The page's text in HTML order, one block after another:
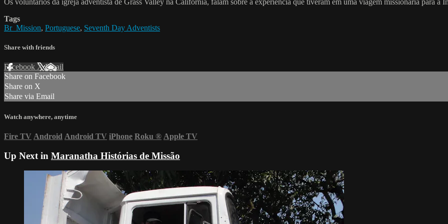
Os voluntários da igreja adventista de Grass Valley na Califórnia, falam sobre a experiência que tiveram em uma viagem missionária para a
Tags
Br_Mission, Portuguese, Seventh Day Adventists
Share with friends
Facebook XEmail
Share on Facebook
Share on X
Share via Email
Watch anywhere, anytime
Fire TV Android Android TV iPhone Roku ® Apple TV
Up Next in Maranatha Histórias de Missão